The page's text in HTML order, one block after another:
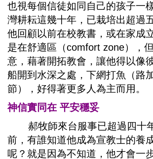
也視每個信徒如同自己的孩子一
灣耕耘這幾十年，已栽培出超過
他回顧以前在校教書，或在家成
是在舒適區（comfort zone），
意，藉著開拓教會，讓他得以像
船開到水深之處，下網打魚（路
節），好得著更多人為主而用。
神信實同在 平安穩妥
郝牧師來台服事已超過四十
前，有誰知道他成為宣教士的養
呢？就是因為不知道，他才會一